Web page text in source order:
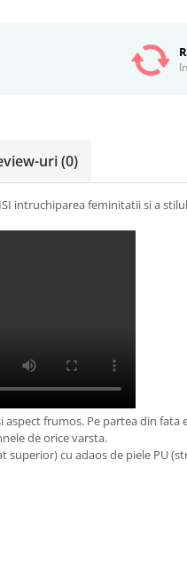
uri(0)
intruchiparea feminitatii si a
aspect frumos. Pe partea din
de orice varsta.
superior) cu adaos de piele PU